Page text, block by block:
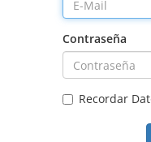
Contraseña
Recordar